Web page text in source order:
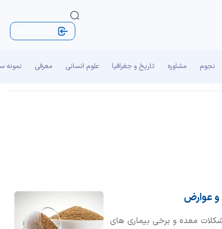
نجوم مشاوره تاریخ و جغرافیا علوم انسانی معرفی نمونه
و عوارض
معده و برخی بیماری های